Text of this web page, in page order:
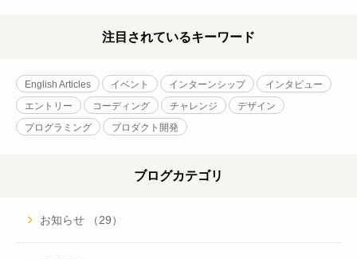
注目されているキーワード
English Articles イベント インターンシップ
インタビュー
エントリー
コーディング チャレンジ
デザイン
プログラミング
プロダクト開発
ブログカテゴリ
お知らせ （29）